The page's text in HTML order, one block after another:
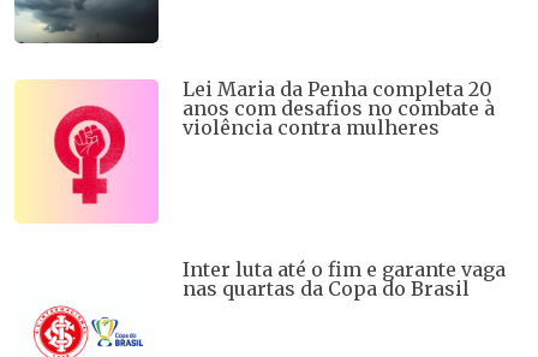
Lei Maria da Penha completa 20
anos com desafios no combate à
violência contra mulheres
Inter luta até o fim e garante vaga
nas quartas da Copa do Brasil